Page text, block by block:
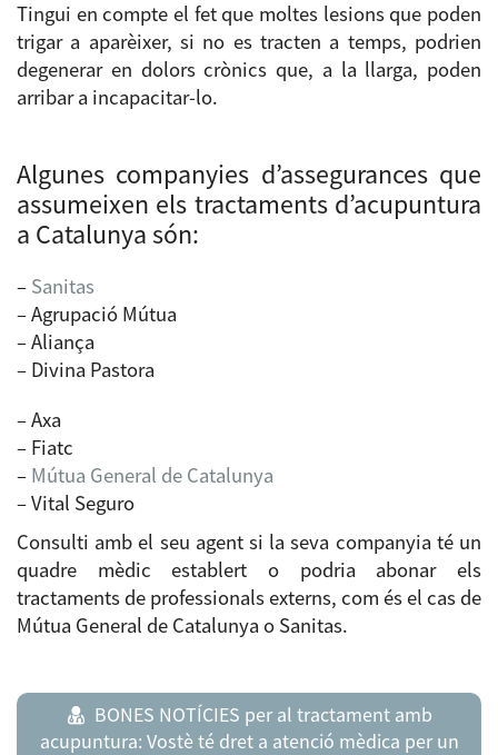
Tingui en compte el fet que moltes lesions que poden
trigar a aparèixer, si no es tracten a temps, podrien
degenerar en dolors crònics que, a la llarga, poden
arribar a incapacitar-lo.
Algunes companyies d’assegurances que
assumeixen els tractaments d’acupuntura
a Catalunya són:
– Sanitas
– Agrupació Mútua
– Aliança
– Divina Pastora
– Axa
– Fiatc
– Mútua General de Catalunya
– Vital Seguro
Consulti amb el seu agent si la seva companyia té un
quadre mèdic establert o podria abonar els
tractaments de professionals externs, com és el cas de
Mútua General de Catalunya o Sanitas.
BONES NOTÍCIES per al tractament amb
acupuntura: Vostè té dret a atenció mèdica per un